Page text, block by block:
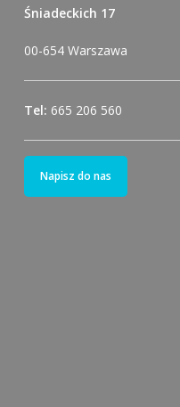
Śniadeckich 17
00-654 Warszawa
Tel: 665 206 560
Napisz do nas